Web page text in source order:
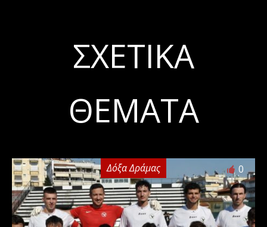
ΣΧΕΤΙΚΆ
ΘΈΜΑΤΑ
Δόξα Δράμας 0